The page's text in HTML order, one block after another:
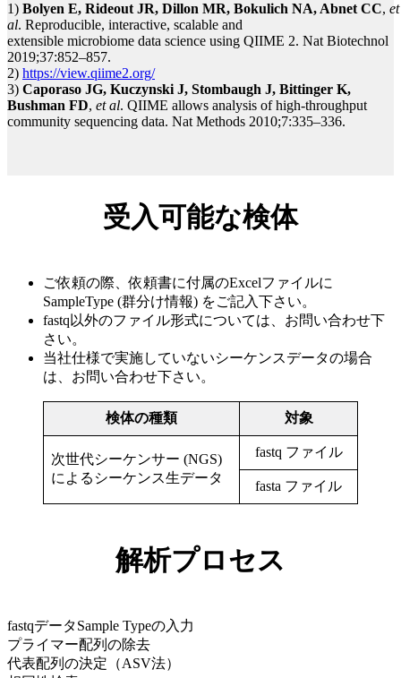
1) Bolyen E, Rideout JR, Dillon MR, Bokulich NA, Abnet CC, et
al. Reproducible, interactive, scalable and
extensible microbiome data science using QIIME 2. Nat Biotechnol
2019;37:852–857.
2) https://view.qiime2.org/
3) Caporaso JG, Kuczynski J, Stombaugh J, Bittinger K,
Bushman FD, et al. QIIME allows analysis of high-throughput
community sequencing data. Nat Methods 2010;7:335–336.
受入可能な検体
ご依頼の際、依頼書に付属のExcelファイルに
SampleType (群分け情報) をご記入下さい。
fastq以外のファイル形式については、お問い合わせ下
さい。
当社仕様で実施していないシーケンスデータの場合
は、お問い合わせ下さい。
検体の種類 対象
次世代シーケンサー (NGS)
によるシーケンス生データ
fastq ファイル
fasta ファイル
解析プロセス
fastqデータSample Typeの入力
プライマー配列の除去
代表配列の決定（ASV法）